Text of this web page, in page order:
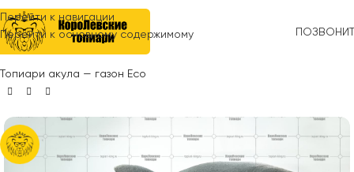
Перейти к навигации
Перейти к основному содержимому
Главная»Топиари»Животные
Топиари акула — газон Есо